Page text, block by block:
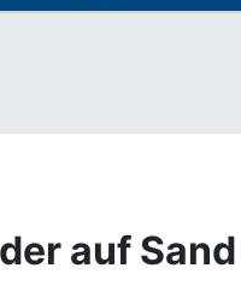
auf Sand